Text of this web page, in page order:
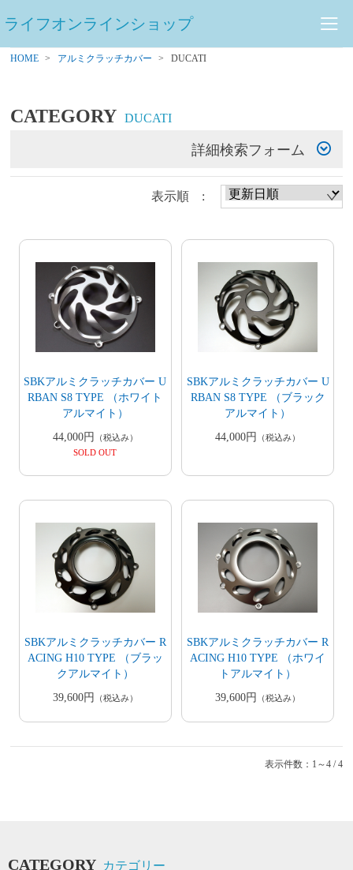
ライフオンラインショップ
HOME アルミクラッチカバー DUCATI
CATEGORY DUCATI
詳細検索フォーム
表示順 :
SBKアルミクラッチカバー U
RBAN S8 TYPE （ホワイト
アルマイト）
44,000円
（税込み）
SOLD OUT
SBKアルミクラッチカバー U
RBAN S8 TYPE （ブラック
アルマイト）
44,000円
（税込み）
SBKアルミクラッチカバー R
ACING H10 TYPE （ブラッ
クアルマイト）
39,600円
（税込み）
SBKアルミクラッチカバー R
ACING H10 TYPE （ホワイ
トアルマイト）
39,600円
（税込み）
表示件数：1～4 / 4
CATEGORY カテゴリー